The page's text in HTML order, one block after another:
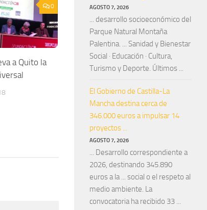
0
a Quito la
AGOSTO 7, 2026
... desarrollo socioeconómico del
Parque Natural Montaña
Palentina. ... Sanidad y Bienestar
Social · Educación · Cultura,
Turismo y Deporte. Últimos ...
El Gobierno de Castilla-La
Mancha destina cerca de
346.000 euros a impulsar 14
proyectos ...
AGOSTO 7, 2026
... Desarrollo correspondiente a
2026, destinando 345.890
euros a la ... social o el respeto al
medio ambiente. La
convocatoria ha recibido 33 ...